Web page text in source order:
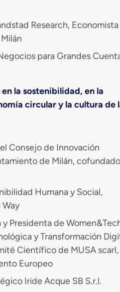
Research,
para Grandes
la sostenibilidad, en la
circular y la cultura de
Consejo de Innovación
de Milán,
Humana y Social,
Presidenta de
y Transformación
Científico de MUSA scarl,
Europeo
Iride Acque SB S.r.l.